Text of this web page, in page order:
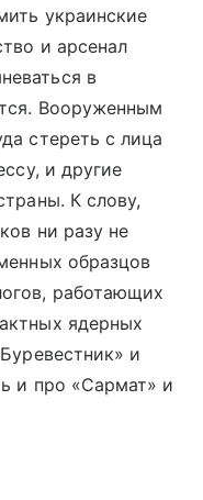
украинские
и арсенал
в
Вооруженным
стереть с лица
и другие
К слову,
ни разу не
образцов
работающих
ядерных
и
и про «Сармат» и